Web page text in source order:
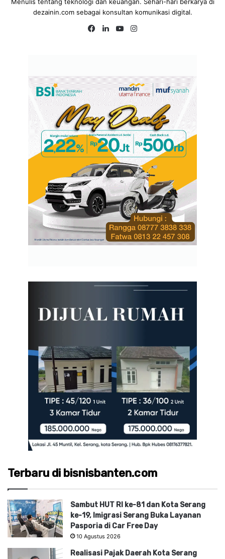
dezainin.com sebagai konsultan komunikasi digital.
Fa
Lin
Yo
Terbaru di bisnisbanten.com
Sambut HUT RI ke-81 dan Kota Serang
ke-19, Imigrasi Serang Buka Layanan
Pasporia di Car Free Day
10 Agustus 2026
Realisasi Pajak Daerah Kota Serang